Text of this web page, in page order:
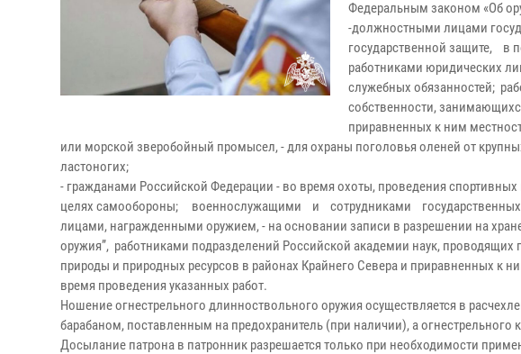
Федеральным законом «Об
-должностными лицами
государственной защите, в
работниками юридических
служебных обязанностей;
собственности,
приравненных к ним
или морской зверобойный промысел, - для охраны поголовья оленей от
ластоногих;
- гражданами Российской Федерации - во время охоты, проведения
целях самообороны; военнослужащими и сотрудниками государственных
лицами, награжденными оружием, - на основании записи в разрешении на
оружия”, работниками подразделений Российской академии наук,
природы и природных ресурсов в районах Крайнего Севера и приравненных к
время проведения указанных работ.
Ношение огнестрельного длинноствольного оружия осуществляется в
барабаном, поставленным на предохранитель (при наличии), а
Досылание патрона в патронник разрешается только при необходимости